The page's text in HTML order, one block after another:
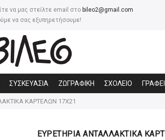
να μας στείλτε email στο bileo2@gmail.com
να σας εξυπηρετήσουμε!
ΣΥΣΚΕΥΑΣΙΑ ΖΩΓΡΑΦΙΚΗ ΣΧΟΛΕΙΟ
ΚΑΡΤΕΛΩΝ 17Χ21
ΕΥΡΕΤΗΡΙΑ ΑΝΤΑΛΛΑΚΤΙΚΑ